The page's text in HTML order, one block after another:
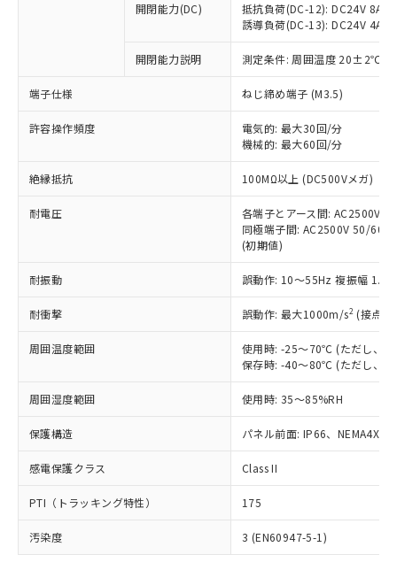
開閉能力(DC)
抵抗負荷(DC-12): DC24V 8A/
誘導負荷(DC-13): DC24V 4A/
開閉能力説明 測定条件: 周囲温度 20±2℃、
端子仕様 ねじ締め端子 (M3.5)
許容操作頻度
電気的: 最大30回/分
機械的: 最大60回/分
絶縁抵抗 100MΩ以上 (DC500Vメガ)
耐電圧
各端子とアース間: AC2500V
同極端子間: AC2500V 50/
(初期値)
耐振動 誤動作: 10～55Hz 複振幅
耐衝撃 誤動作: 最大1000m/s2 (接点
周囲温度範囲
使用時: -25～70℃ (ただし、氷
保存時: -40～80℃ (ただし、氷
周囲湿度範囲 使用時: 35～85%RH
保護構造 パネル前面: IP66、NEMA4X,
感電保護クラス Class II
PTI（トラッキング特性） 175
汚染度 3 (EN60947-5-1)
以下の条件をお読みいただき、同意のうえ
ご利用ください。
本サービスは、当社制御機器事業取扱
商品の当社在庫状況および標準価格
(税抜)を提供させていただくもので
当社制御機器事業取扱商品の中には、
本サービスの対象外となる商品もある
ことをご了承ください。
在庫状況および標準価格照会結果は、
記載している更新日時点での社内デー
タに基づき作成されるものであり、閲
覧された時点での実際の在庫および標
準価格とは異なる場合があることをご
正式な納期状況および標準価格はお客
様のお取引先、またはお客様担当のオ
ムロン制御機器販売店・当社販売員に
オムロン制御機器販売店や当社販売拠
販売ネットワーク
」をご確認
在庫状況および標準価格結果を当社の
事前の承諾なく第三者に漏洩または開
示しないようお願いします。
マイパーツ機能（部品リスト作成サー
ビス）をご利用いただくには、I-Web
対応予定なし：EU RoHS指令（10物質）の
非含有に非対応の商品で、対応品を出す予
調査・確認中：EU RoHS指令（10物質）の
非含有の対応状況を調査中または確認中の
商品です。
非該当品：ライセンス料など無形物で、有
害物質有無と関係のない商品です。
仕入先様の事情により、非含有部品として
いたものが、含有品と判明した場合などや
むを得ず変更することがあります。
鉛(Pb) 1000ppm以下、 水銀(Hg) 1000ppm以下、 カド
六価クロム(Cr(Ⅵ)) 1000ppm以下、ポリ臭化ビフェニル
類(PBB) 1000ppm以下、ポリ臭化ジフェニルエーテル類
ルベンジル（BBP） 1000ppm以下、フタル酸ジブチル
（DBP） 1000ppm以下、フタル酸ジイソブチル
但し、RoHS指令で産業用監視および制御機器に対する
適用除外項目は除く。
フタル酸エステル類の４物質については閾値を超える意
図的な使用がないことを確認しています。
部品在庫の切り替え状況などにより、予定
月が前後することがあります。
「○」：最大均質材料含有率が中国RoHSの
基準値以下であることを示します。
「×」：最大均質材料含有率が中国RoHSの
基準値を超えていることを示します。
「－」：未確認です。当社販売部門へお問
*中国RoHS10物質の基準値 (GB/T26572)：
Pb(鉛) :1000ppm、 Hg(水銀) : 1000ppm、 Cd(カドミウ
Cr(Ⅵ)(六価クロム) : 1000ppm、 PBBs(ポリ臭化ビフェ
ニル類) : 1000ppm、 PBDEs(ポリ臭化ジフェニルエーテ
ル類) : 1000ppm、
DBP(フタル酸ジブチル) : 1000ppm、 DIBP(フタル酸ジ
イソブチル) : 1000ppm、 BBP(フタル酸ブチルベンジ
DEHP(フタル酸ビス(2-エチルヘキシル)) : 1000ppm
「ｅ」：有害物質（10物質）のすべてが基
準値以下であることを示します。
「10」：通常の使用状況下において有害物
質が外部に漏えいし、環境に深刻な影響を
及ぼさない年数を意味します。
当社は、これら貴社製品のうち、外国
為替および外国貿易法に定める商品
（以下｢規制貨物等」という）を輸出
または国外への提供する場合は、日本
国政府の輸出許可(または役務取引許
可)を取得するなどの必要な手続きを
当社は規制貨物を破棄する場合は、完
全に破砕するなど、違法に輸出されな
いよう必要な手段を講じます。
当社は貴社製品を、核兵器、ミサイ
ル、化学兵器、生物兵器またはその他
武器並びにこれらの製造装置等に一切
当社は、貴社製品を第三者に販売する
場合は、上記1、2および3の内容を当
該第三者に通知します。また当社は、
販売先および販売に係わる関係者が違
法に輸出するおそれがある場合は、取
り引きをいたしません。
一定数以上の在庫あり
一定数には満たないが在庫あり
在庫なし(最新の在庫状況につ
いては、お客様のお取引先、ま
たはお客様担当のオムロン制御
機器販売店・当社販売員にご確
受注生産機種、また在庫状況の
情報を公開していない機種